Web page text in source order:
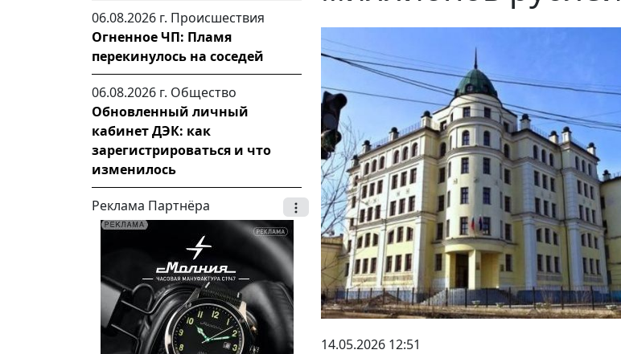
06.08.2026 г. Происшествия
Огненное ЧП: Пламя
перекинулось на соседей
06.08.2026 г. Общество
Обновленный личный
кабинет ДЭК: как
зарегистрироваться и что
изменилось
Реклама Партнёра
14.05.2026 12:51